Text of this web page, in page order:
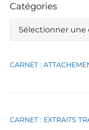
Catégories
t
o
CARNET :
CARNET : EXTRAITS